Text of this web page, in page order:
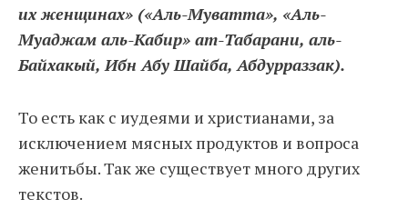
их женщинах» («Аль-Муватта», «Аль-
Муаджам аль-Кабир» ат-Табарани, аль-
Байхакый, Ибн Абу Шайба, Абдурраззак).
То есть как с иудеями и христианами, за
исключением мясных продуктов и вопроса
женитьбы. Так же существует много других
текстов.